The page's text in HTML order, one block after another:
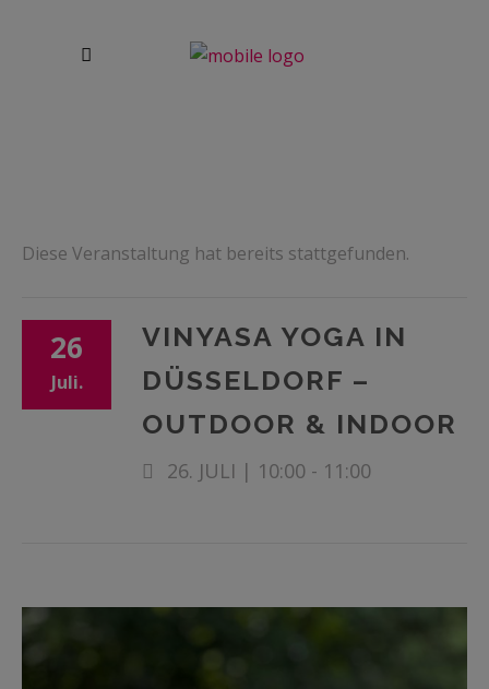
Diese Veranstaltung hat bereits stattgefunden.
26
Juli.
VINYASA YOGA IN
DÜSSELDORF –
OUTDOOR & INDOOR
26. JULI | 10:00 - 11:00